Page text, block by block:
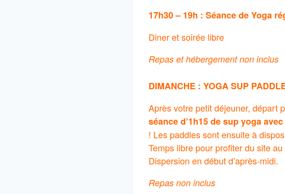
17h30 – 19h : Séance de Yoga
Diner et soirée libre
Repas et hébergement non inclus
DIMANCHE : YOGA SUP
Après votre petit déjeuner, départ
séance d’1h15 de sup yoga
! Les paddles sont ensuite à
Temps libre pour profiter du site
Dispersion en début d’après-midi.
Repas non inclus